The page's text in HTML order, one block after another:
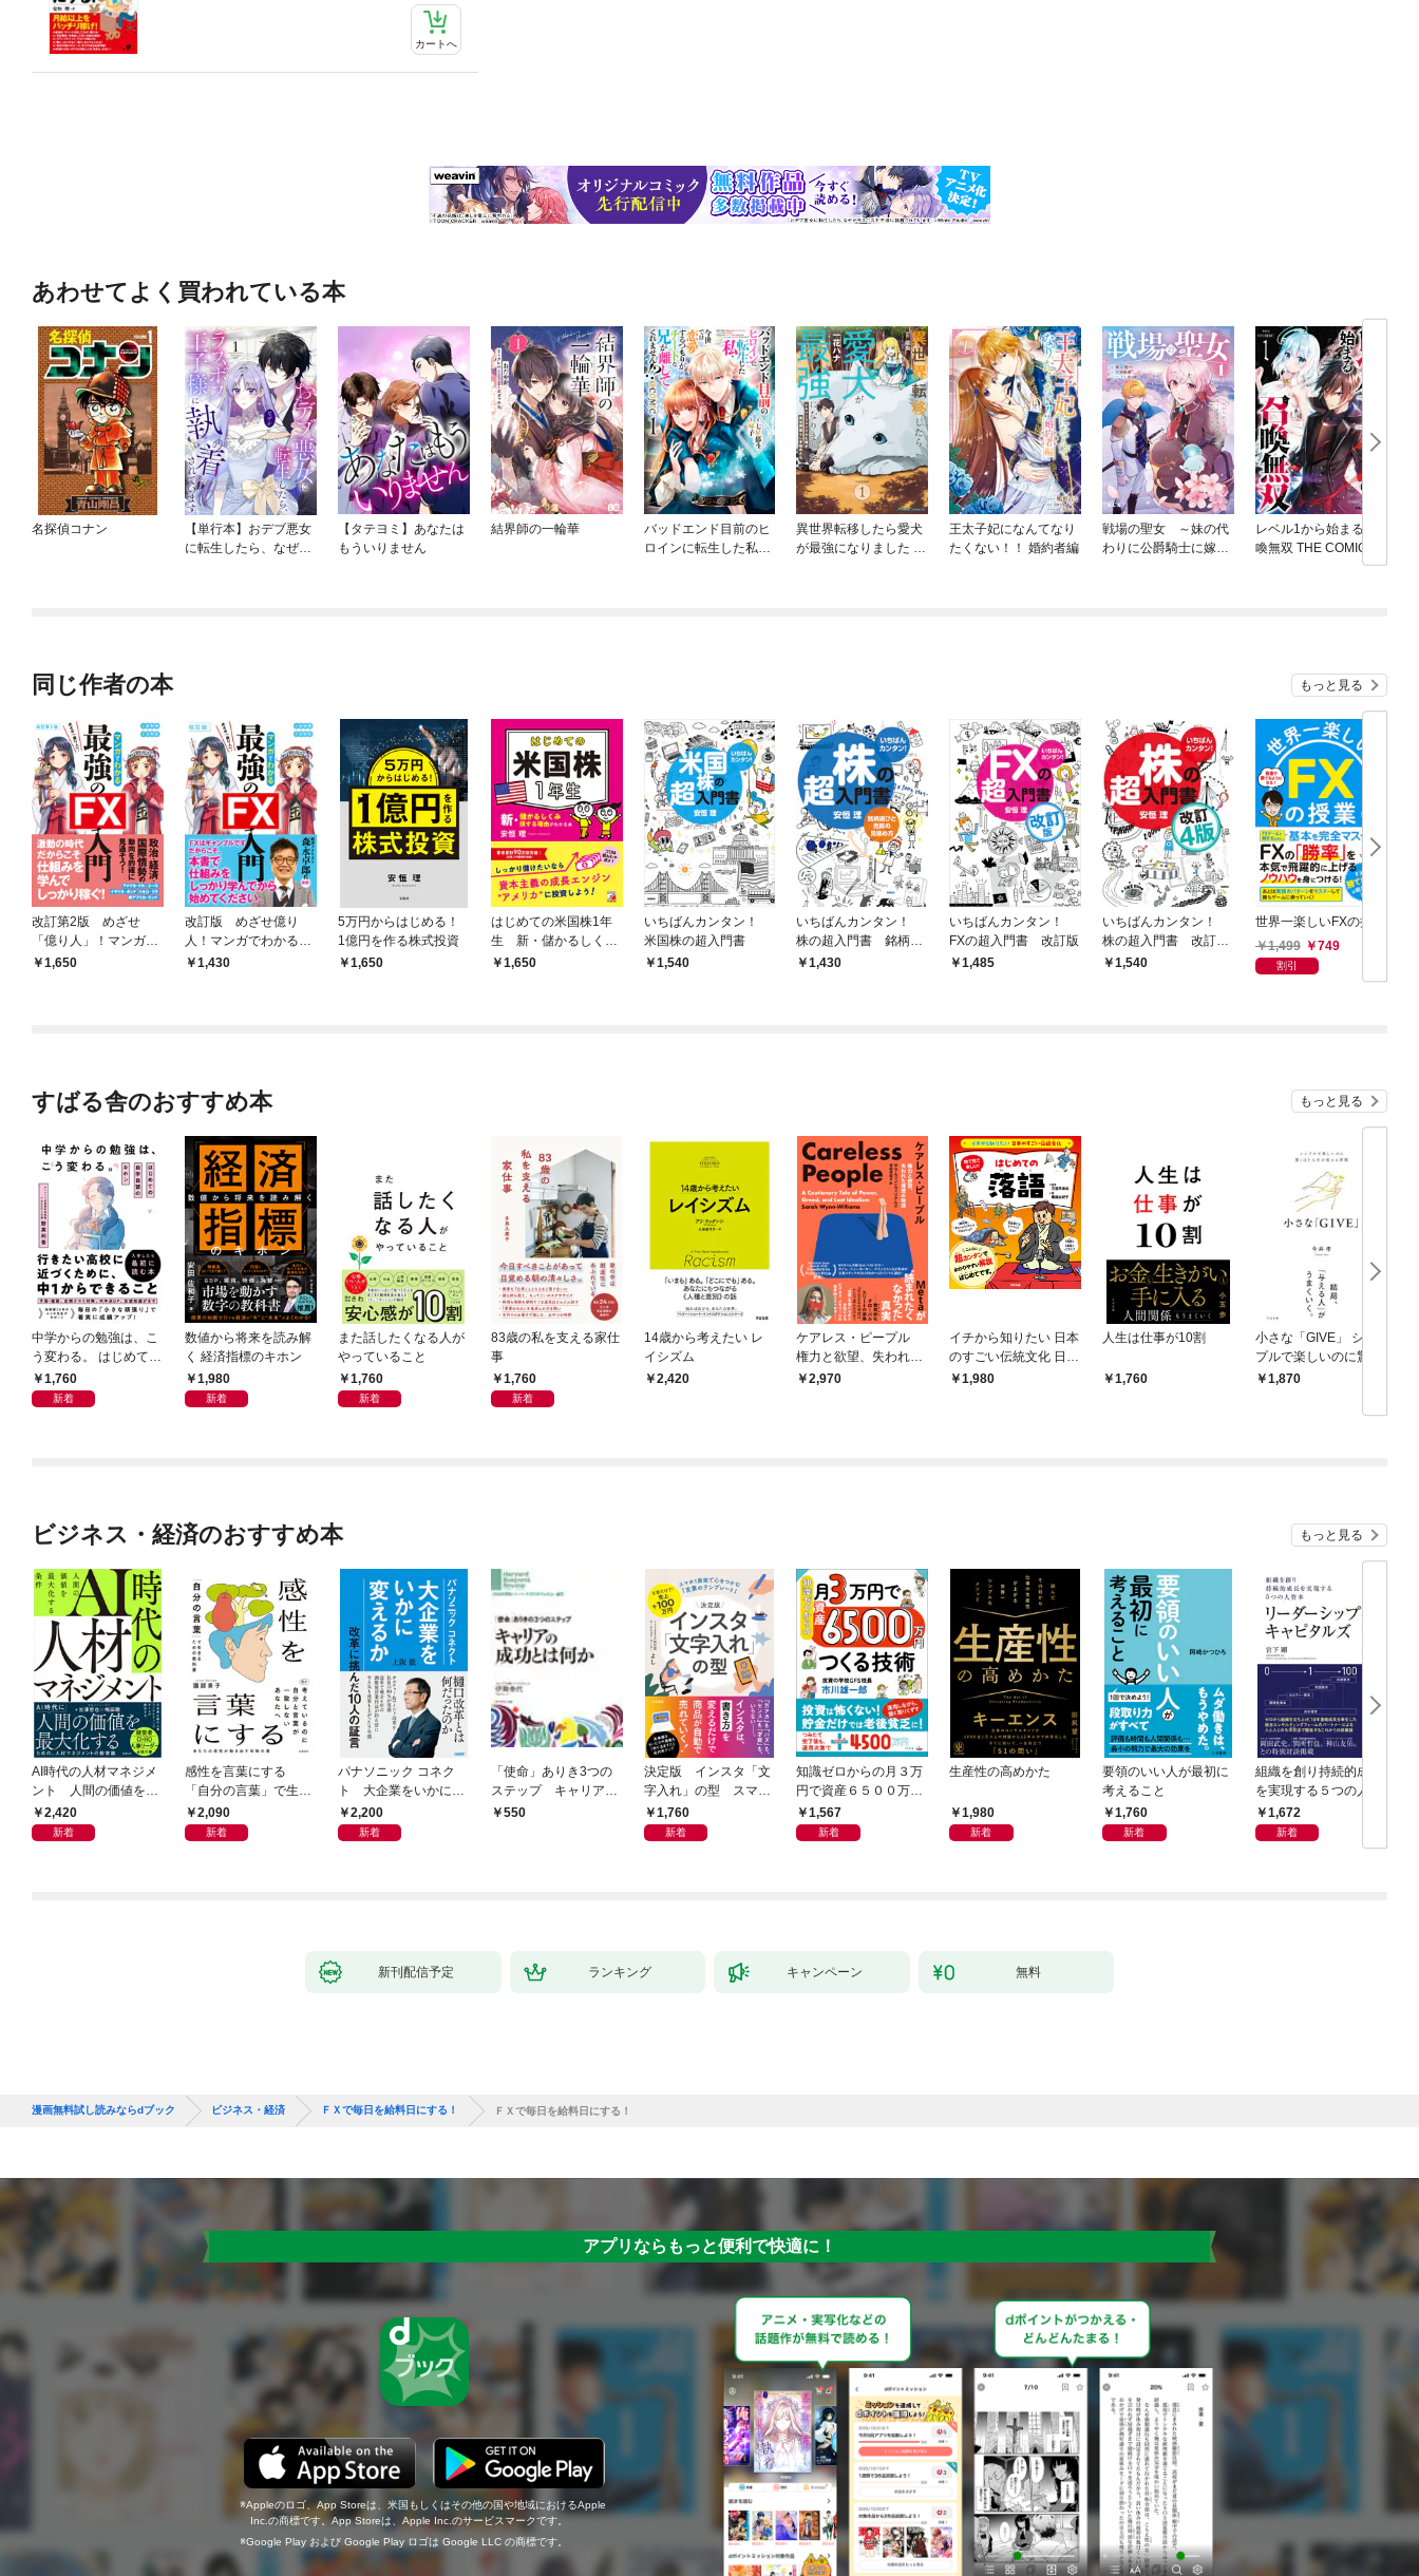
カートへ
あわせてよく買われている本
名探偵コナン
【単行本】おデブ悪女
に転生したら、なぜか
【タテヨミ】あなたは
もういりません
結界師の一輪華
バッドエンド目前のヒ
ロインに転生した私、
異世界転移したら愛犬
が最強になりました ～
王太子妃になんてなり
たくない！！ 婚約者編
戦場の聖女 ～妹の代
わりに公爵騎士に嫁ぐ
レベル1から始まる召
喚無双 THE COMIC
同じ作者の本 もっと見る
改訂第2版 めざせ
「億り人」！マンガで
わかる最強のFX入門
1,650
改訂版 めざせ億り
人！マンガでわかる最
強のFX入門
1,430
5万円からはじめる！
1億円を作る株式投資
1,650
はじめての米国株1年
生 新・儲かるしくみ
損する理由がわかる本
1,650
いちばんカンタン！
米国株の超入門書
1,540
いちばんカンタン！
株の超入門書 銘柄選
びと売買の見極め方
1,430
いちばんカンタン！
FXの超入門書 改訂版
1,485
いちばんカンタン！
株の超入門書 改訂4
版1,540
世界一楽しいFXの授業
1,499
749
割引
すばる舎のおすすめ本 もっと見る
中学からの勉強は、こ
う変わる。 はじめての
自学自習のキホン
1,760
新着
数値から将来を読み解
く 経済指標のキホン
1,980
新着
また話したくなる人が
やっていること
1,760
新着
83歳の私を支える家仕
事
1,760
新着
14歳から考えたい レ
イシズム
2,420
ケアレス・ピープル
権力と欲望、失われた
理想の物語 Meta
2,970
イチから知りたい 日本
のすごい伝統文化 日本
の伝統芸能入門 落語
1,980
人生は仕事が10割
1,760
小さな「GIVE」 シン
プルで楽しいのに驚く
ほど人生が変わる習慣
1,870
ビジネス・経済のおすすめ本 もっと見る
AI時代の人材マネジメ
ント 人間の価値を最
大化する条件
2,420
新着
感性を言葉にする
「自分の言葉」で生き
るための教科書
2,090
新着
パナソニック コネク
ト 大企業をいかに変
えるか
2,200
新着
「使命」ありき3つの
ステップ キャリアの
成功とは何か
550
決定版 インスタ「文
字入れ」の型 スマホ
１画面で心をつかむ
「言葉のテンプレー
1,760
新着
知識ゼロからの月３万
円で資産６５００万円
つくる技術
1,567
新着
生産性の高めかた
1,980
新着
要領のいい人が最初に
考えること
1,760
新着
組織を創り持続的成長
を実現する５つの人資
本 リーダーシップ・
キャピタルズ
1,672
新着
新刊配信予定 ランキング キャンペーン 無料
漫画無料試し読みならdブック ビジネス・経済 ＦＸで毎日を給料日にする！ ＦＸで毎日を給料日にする！
アプリならもっと便利で快適に！
Appleのロゴ、App Storeは、米国もしくはその他の国や地域におけるApple
Inc.の商標です。App Storeは、Apple Inc.のサービスマークです。
Google Play および Google Play ロゴは Google LLC の商標です。